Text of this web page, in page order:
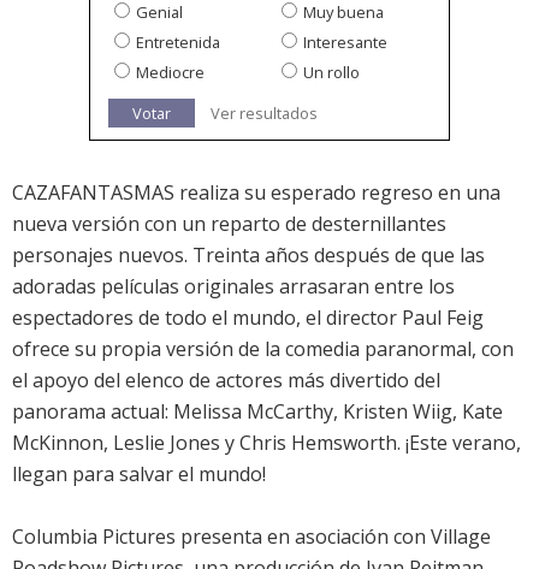
Genial
Muy buena
Entretenida
Interesante
Mediocre
Un rollo
Votar
Ver resultados
CAZAFANTASMAS realiza su esperado regreso en una
nueva versión con un reparto de desternillantes
personajes nuevos. Treinta años después de que las
adoradas películas originales arrasaran entre los
espectadores de todo el mundo, el director Paul Feig
ofrece su propia versión de la comedia paranormal, con
el apoyo del elenco de actores más divertido del
panorama actual: Melissa McCarthy, Kristen Wiig, Kate
McKinnon, Leslie Jones y Chris Hemsworth. ¡Este verano,
llegan para salvar el mundo!
Columbia Pictures presenta en asociación con Village